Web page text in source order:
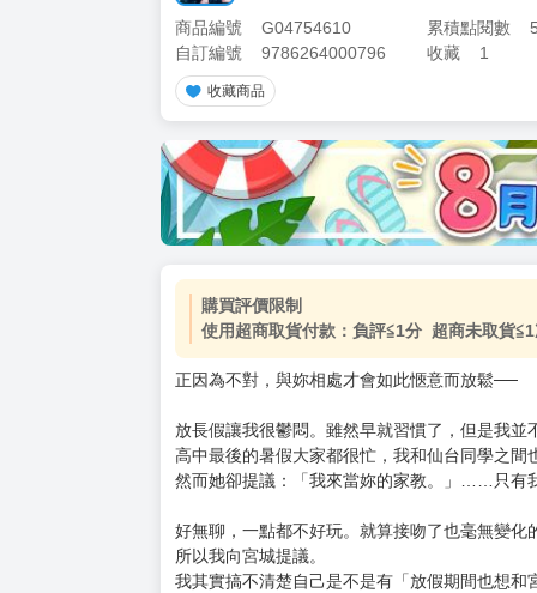
商品編號 G04754610 累積點閱數
自訂編號
9786264000796 收藏 1
收藏商品
加價購 ( 共
(加購品) 買動漫★《$15元-加
- +
購買評價限制
使用超商取貨付款：負評≦1分 超商未取貨